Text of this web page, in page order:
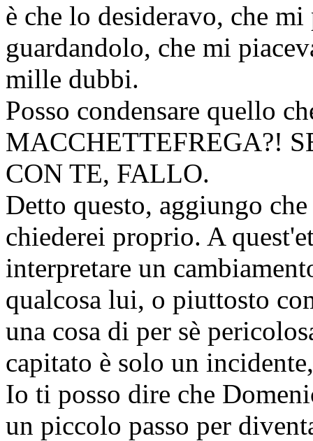
è che lo desideravo, che
guardandolo, che mi
mille dubbi.
Posso condensare quello
MACCHETTEFREGA?!
CON TE, FALLO.
Detto questo, aggiungo
chiederei proprio. A
interpretare un
qualcosa lui, o piuttosto
una cosa di per sè
capitato è solo un
Io ti posso dire che
un piccolo passo per